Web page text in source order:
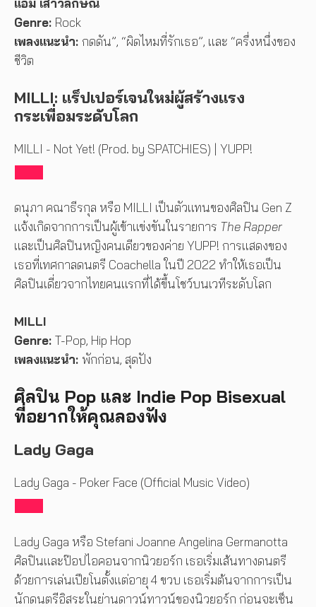
แอม เสาวลักษณ์
Genre: Rock
เพลงแนะนำ: กดดัน”, “ผิดไหมที่รักเธอ”, และ “ครึ่งหนึ่งของ
ชีวิต
MILLI: แร็ปเปอร์เจนใหม่ผู้สร้างแรง
กระเพื่อมระดับโลก
MILLI - Not Yet! (Prod. by SPATCHIES) | YUPP!
ดนุภา คณาธีรกุล หรือ MILLI เป็นตัวแทนของศิลปิน Gen Z
แจ้งเกิดจากการเป็นผู้เข้าแข่งขันในรายการ The Rapper
และเป็นศิลปินหญิงคนเดียวของค่าย YUPP! การแสดงของ
เธอที่เทศกาลดนตรี Coachella ในปี 2022 ทำให้เธอเป็น
ศิลปินเดี่ยวจากไทยคนแรกที่ได้ขึ้นโชว์บนเวทีระดับโลก
MILLI
Genre: T-Pop, Hip Hop
เพลงแนะนำ: พักก่อน, สุดปัง
ศิลปิน Pop และ Indie Pop Bisexual
ที่อยากให้คุณลองฟัง
Lady Gaga
Lady Gaga - Poker Face (Official Music Video)
Lady Gaga หรือ Stefani Joanne Angelina Germanotta
ศิลปินและป๊อปไอคอนจากนิวยอร์ก เธอเริ่มเส้นทางดนตรี
ด้วยการเล่นเปียโนตั้งแต่อายุ 4 ขวบ เธอเริ่มต้นจากการเป็น
นักดนตรีอิสระในย่านดาวน์ทาวน์ของนิวยอร์ก ก่อนจะเซ็น